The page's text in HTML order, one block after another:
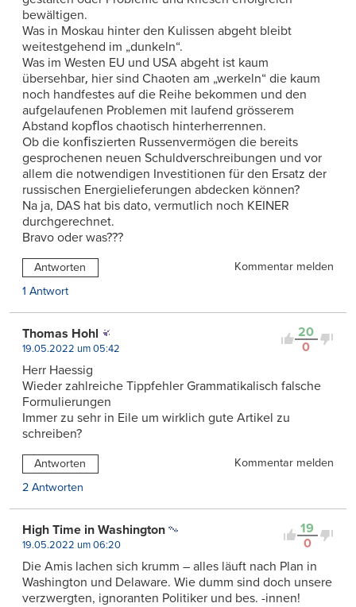
bewältigen.
Was in Moskau hinter den Kulissen abgeht bleibt
weitestgehend im „dunkeln“.
Was im Westen EU und USA abgeht ist kaum
übersehbar‚ hier sind Chaoten am „werkeln“ die kaum
noch handfestes auf die Reihe bekommen und den
aufgelaufenen Problemen mit laufend grösserem
Abstand kopﬂos chaotisch hinterherrennen.
Ob die konﬁszierten Russenvermögen die bereits
gesprochenen neuen Schuldverschreibungen und vor
allem die notwendigen Investitionen für den Ersatz der
russischen Energielieferungen abdecken können?
Na ja, DAS hat bis dato, vermutlich noch KEINER
durchgerechnet.
Bravo oder was???
Antworten
Kommentar melden
1 Antwort
20
0
Thomas Hohl
19.05.2022 um 05:42
Herr Haessig
Wieder zahlreiche Tippfehler Grammatikalisch falsche
Formulierungen
Immer zu sehr in Eile um wirklich gute Artikel zu
schreiben?
Antworten
Kommentar melden
2 Antworten
19
0
High Time in Washington
19.05.2022 um 06:20
Die Amis lachen sich krumm – alles läuft nach Plan in
Washington und Delaware. Wie dumm sind doch unsere
verzwergten, ignoranten Politiker und bes. -innen!